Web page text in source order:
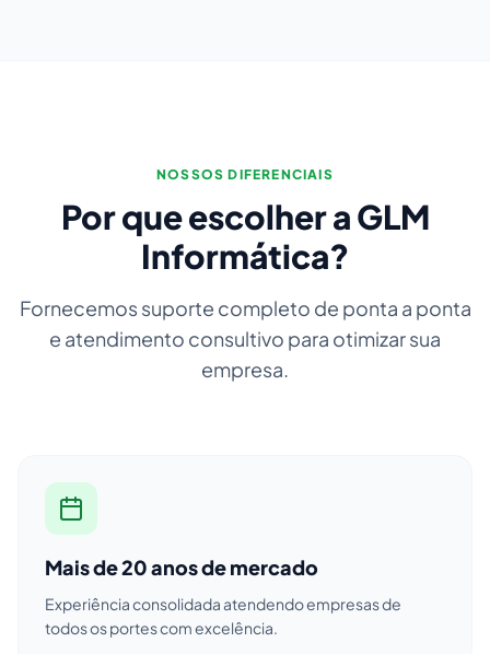
NOSSOS DIFERENCIAIS
Por que escolher a GLM
Informática?
Fornecemos suporte completo de ponta a ponta
e atendimento consultivo para otimizar sua
empresa.
Mais de 20 anos de mercado
Experiência consolidada atendendo empresas de
todos os portes com excelência.